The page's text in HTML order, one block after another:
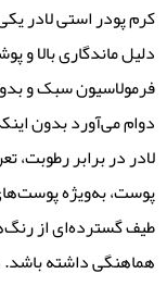
کرم پودر استی لادر
دلیل ماندگاری بالا
دوام می‌آورد بدون
لادر در برابر رطوبت،
پوست، به‌ویژه
طیف گسترده‌ای از
هماهنگی داشته باشد.